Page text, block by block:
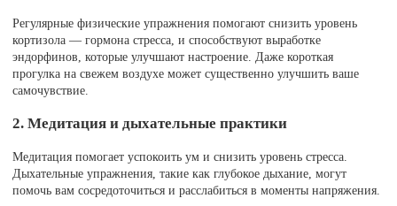
Регулярные физические упражнения помогают снизить уровень
кортизола — гормона стресса, и способствуют выработке
эндорфинов, которые улучшают настроение. Даже короткая
прогулка на свежем воздухе может существенно улучшить ваше
самочувствие.
2. Медитация и дыхательные практики
Медитация помогает успокоить ум и снизить уровень стресса.
Дыхательные упражнения, такие как глубокое дыхание, могут
помочь вам сосредоточиться и расслабиться в моменты напряжения.